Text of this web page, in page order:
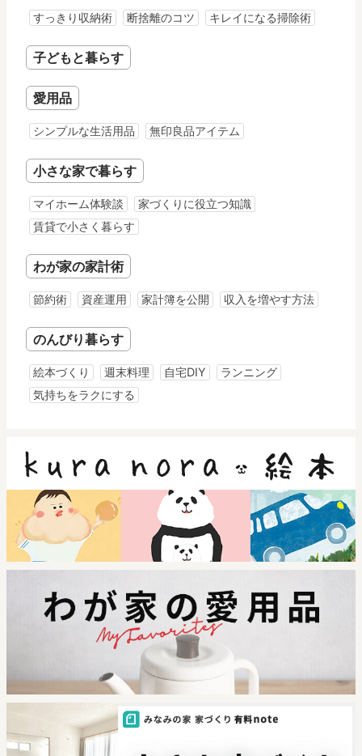
すっきり収納術 断捨離のコツ キレイになる掃除術
子どもと暮らす
愛用品
シンプルな生活用品 無印良品アイテム
小さな家で暮らす
マイホーム体験談
家づくりに役立つ知識
賃貸で小さく暮らす
わが家の家計術
節約術 資産運用 家計簿を公開 収入を増やす方法
のんびり暮らす
絵本づくり 週末料理 自宅DIY
ランニング
気持ちをラクにする